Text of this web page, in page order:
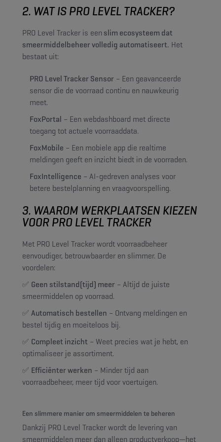
2. WAT IS PRO LEVEL TRACKER?
PRO Level Tracker is een slim ecosysteem dat
smeermiddelbeheer volledig automatiseert. Het
bestaat uit:
PRO Level Tracker Sensor – Een geavanceerde
sensor die de voorraad continu en nauwkeurig
meet.
FoxPortal – Een webdashboard met directe
toegang tot actuele voorraaddata.
FoxMobile – Een mobiele app die realtime
meldingen geeft en inzicht biedt in de voorraden.
FoxIntelligence – AI-gedreven analyses voor
betere bestelplanning en vraagvoorspelling.
3. WAAROM WERKPLAATSEN KIEZEN
VOOR PRO LEVEL TRACKER
Met PRO Level Tracker wordt voorraadbeheer
eenvoudiger, betrouwbaarder en slimmer. De
voordelen:
✅ Geen stilstand(tijd) meer – Altijd de juiste
smeermiddelen op voorraad.
✅ Automatisch bestellen – Ontvang meldingen en
bestel tijdig en moeiteloos bij.
✅ Compleet inzicht – Weet precies wat je hebt, en
optimaliseer je assortiment.
✅ Efficiënter werken – Minder tijd aan
voorraadbeheer, meer tijd voor voertuigen.
Een slimmere manier om smeermiddelen te beheren
Dankzij PRO Level Tracker wordt de levering van
smeermiddelen meer dan alleen productverkoop—het